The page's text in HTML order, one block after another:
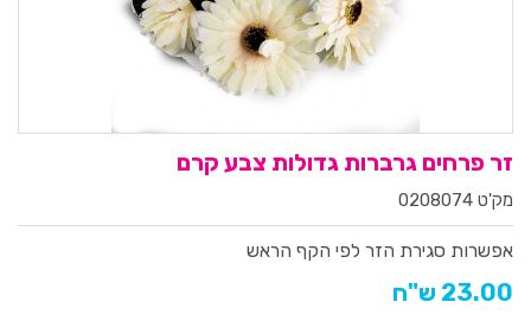
זר פרחים גרברות גדולות צבע קרם
מק'ט 0208074
אפשרות סגירת הזר לפי הקף הראש
23.00 ש"ח